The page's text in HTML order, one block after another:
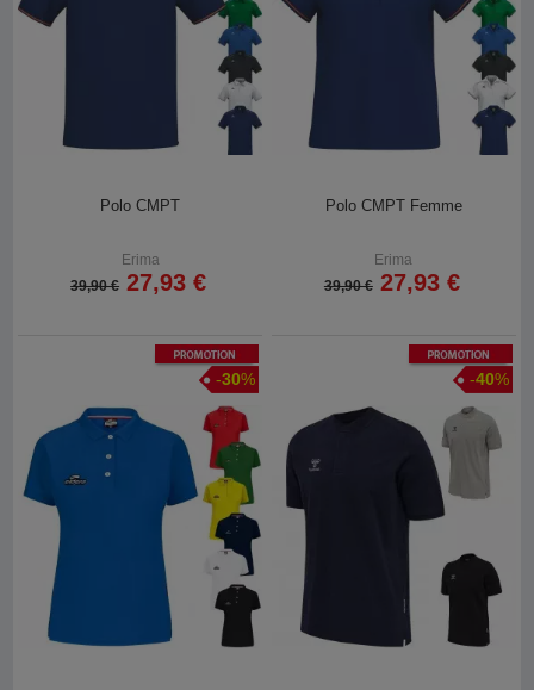
Polo CMPT
Erima
39,90 € 27,93 €
Polo CMPT Femme
Erima
39,90 € 27,93 €
Promotion
-30%
Promotion
-40%